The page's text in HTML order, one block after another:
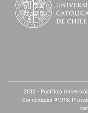
2012 - Pontificia
Comendador #1916,